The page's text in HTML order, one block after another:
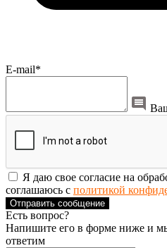
E-mail*
Я даю свое согласие на
соглашаюсь с политикой
Отправить сообщение
Есть вопрос?
Напишите его в форме ниже и
ответим